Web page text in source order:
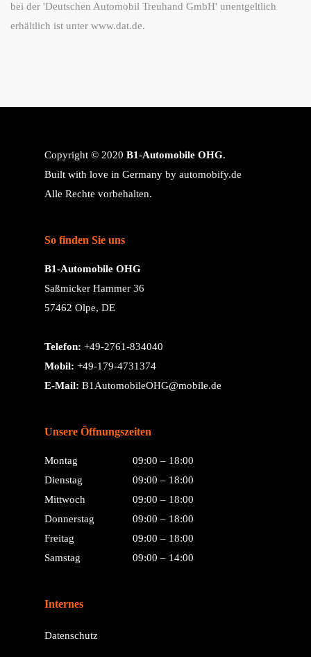
bei der 'Deutschen Automobil Treuhand GmbH' unentgeltlich
erhältlich ist unter www.dat.de.
Copyright © 2020 B1-Automobile OHG.
Built with love in Germany by automobify.de
Alle Rechte vorbehalten.
So finden Sie uns
B1-Automobile OHG
Saßmicker Hammer 36
57462 Olpe, DE
Telefon: +49-2761-834040
Mobil: +49-179-4731374
E-Mail: B1AutomobileOHG@mobile.de
Unsere Öffnungszeiten
Montag
09:00 – 18:00
Dienstag
09:00 – 18:00
Mittwoch
09:00 – 18:00
Donnerstag
09:00 – 18:00
Freitag
09:00 – 18:00
Samstag
09:00 – 14:00
Internes
Datenschutz